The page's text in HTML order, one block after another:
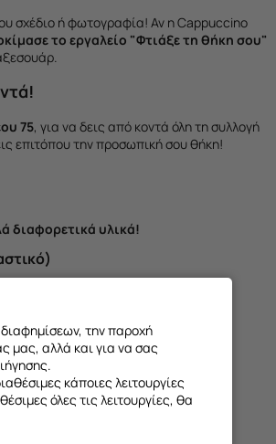
σχέδιο ή φωτογραφία! Αν η Cappuccino
το εργαλείο "Φτιάξε τη θήκη σου"
75, για να δεις από κοντά όλη τη συλλογή
επιτόπου την προσωπική σου θήκη!
διαφορετικά υλικά!
και τα πλαϊνά της θήκης
την παροχή
μας, αλλά και για να σας
κάποιες λειτουργίες
όλες τις λειτουργίες, θα